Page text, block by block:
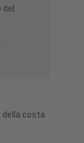
della costa